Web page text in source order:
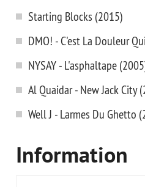
Starting Blocks (2015)
DMO! - C'est La Douleur
NYSAY - L'asphaltape
Al Quaidar - New Jack City
Well J - Larmes Du Ghetto
Information